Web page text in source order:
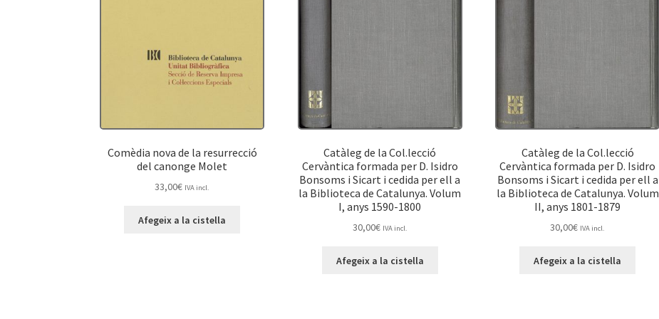
Comèdia nova de la resurrecció
del canonge Molet
33,00€ IVA incl.
Afegeix a la cistella
Catàleg de la Col.lecció
Cervàntica formada per D. Isidro
Bonsoms i Sicart i cedida per ell a
la Biblioteca de Catalunya. Volum
I, anys 1590-1800
30,00€ IVA incl.
Afegeix a la cistella
Catàleg de la Col.lecció
Cervàntica formada per D. Isidro
Bonsoms i Sicart i cedida per ell a
la Biblioteca de Catalunya. Volum
II, anys 1801-1879
30,00€ IVA incl.
Afegeix a la cistella